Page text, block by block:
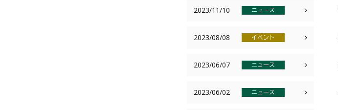
2023/11/10 ニュース
2023/08/08 イベント
2023/06/07 ニュース
2023/06/02 ニュース